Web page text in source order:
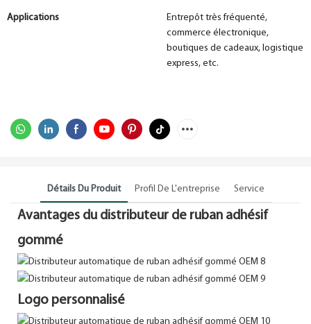
Applications
Entrepôt très fréquenté,
commerce électronique,
boutiques de cadeaux, logistique
express, etc.
Détails Du Produit Profil De L'entreprise Service
Avantages du distributeur de ruban adhésif
gommé
Logo personnalisé